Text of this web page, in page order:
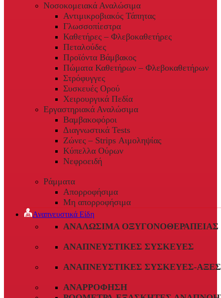
Νοσοκομειακά Αναλώσιμα
Αντιμικροβιακός Τάπητας
Γλωσσοπίεστρα
Καθετήρες – Φλεβοκαθετήρες
Πεταλούδες
Προϊόντα Βάμβακος
Πώματα Καθετήρων – Φλεβοκαθετήρων
Στρόφυγγες
Συσκευές Ορού
Χειρουργικά Πεδία
Εργαστηριακά Αναλώσιμα
Βαμβακοφόροι
Διαγνωστικά Tests
Ζώνες – Strips Αιμοληψίας
Κύπελλα Ούρων
Νεφροειδή
Ράμματα
Απορροφήσιμα
Μη απορροφήσιμα
Αναπνευστικά Είδη
ΑΝΑΛΏΣΙΜΑ ΟΞΥΓΟΝΟΘΕΡΑΠΕΊΑΣ
ΑΝΑΠΝΕΥΣΤΙΚΈΣ ΣΥΣΚΕΥΈΣ
ΑΝΑΠΝΕΥΣΤΙΚΈΣ ΣΥΣΚΕΥΈΣ-
ΑΝΑΡΡΌΦΗΣΗ